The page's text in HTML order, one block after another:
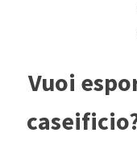
Vuoi